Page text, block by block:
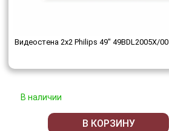
Видеостена 2x2 Philips 49" 49BDL2005X/00
В наличии
В КОРЗИНУ